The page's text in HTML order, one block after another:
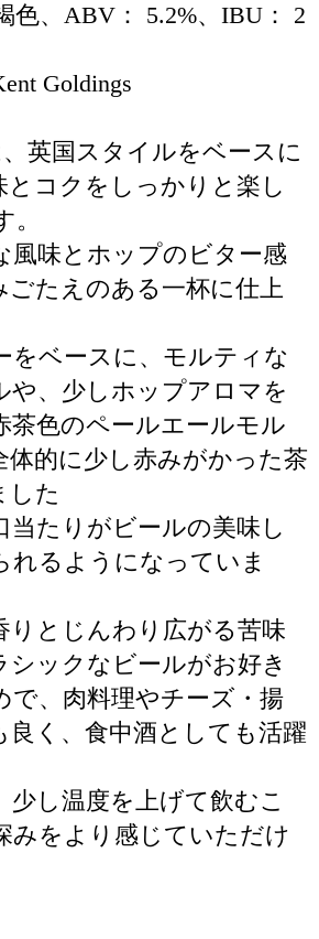
色、ABV： 5.2%、IBU： 2
Goldings
英国スタイルをベースに
とコクをしっかりと楽し
風味とホップのビター感
ごたえのある一杯に仕上
をベースに、モルティな
や、少しホップアロマを
茶色のペールエールモル
体的に少し赤みがかった茶
した
当たりがビールの美味し
れるようになっていま
りとじんわり広がる苦味
シックなビールがお好き
で、肉料理やチーズ・揚
良く、食中酒としても活躍
少し温度を上げて飲むこ
みをより感じていただけ